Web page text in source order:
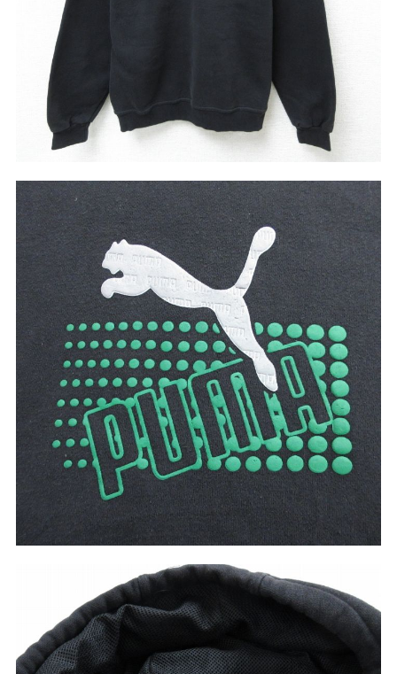
Search by Size
ジャケット
スウェット XS L
長袖シャツ XS M
半袖シャツ XS S M L XL
Tシャツ XS S M L XL
パンツ
W30以下 W31,W32
W33,W34 W35,W36
W37以上
Search by Maniacマニアックから探す
バンド
Tシャツ
アニメ
Tシャツ
映画
Tシャツ
USA製
ボロ ミリタリー
すべてのマニアックを見る
Search by Period 年代から探す